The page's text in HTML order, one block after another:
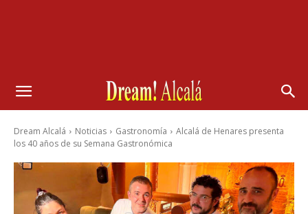
Dream Alcalá Noticias Gastronomía
Alcalá de Henares presenta
los 40 años de su Semana Gastronómica